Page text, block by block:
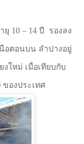
10 – 14 ปี รองลง
อตอนบน ลำปางอยู่
ใหม่ เมื่อเทียบกับ
ของประเทศ